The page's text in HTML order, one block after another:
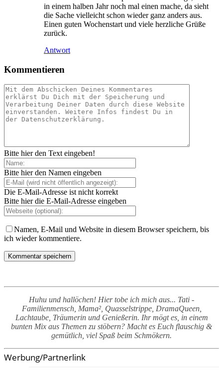
in einem halben Jahr noch mal einen mache, da sieht
die Sache vielleicht schon wieder ganz anders aus.
Einen guten Wochenstart und viele herzliche Grüße
zurück.
Antwort
Kommentieren
Bitte hier den Text eingeben!
Bitte hier den Namen eingeben
Die E-Mail-Adresse ist nicht korrekt
Bitte hier die E-Mail-Adresse eingeben
Namen, E-Mail und Website in diesem Browser speichern, bis
ich wieder kommentiere.
Huhu und hallöchen! Hier tobe ich mich aus... Tati -
Familienmensch, Mama², Quasselstrippe, DramaQueen,
Lachtaube, Träumerin und Genießerin. Ihr mögt es, in einem
bunten Mix aus Themen zu stöbern? Macht es Euch flauschig &
gemütlich, viel Spaß beim Schmökern.
Werbung/Partnerlink